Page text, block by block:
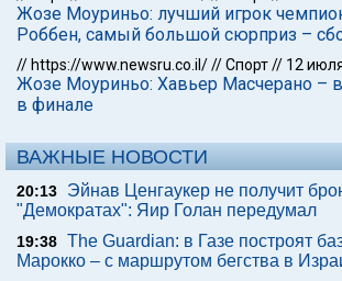
Жозе Моуриньо: лучший игрок
Роббен, самый большой сюрприз –
// https://www.newsru.co.il///Спорт// 12
Жозе Моуриньо: Хавьер Масчерано –
в финале
ВАЖНЫЕ НОВОСТИ
20:13
Эйнав Ценгаукер не получит
"Демократах": Яир Голан передумал
19:38 The Guardian: в Газе построят
Марокко – с маршрутом бегства в